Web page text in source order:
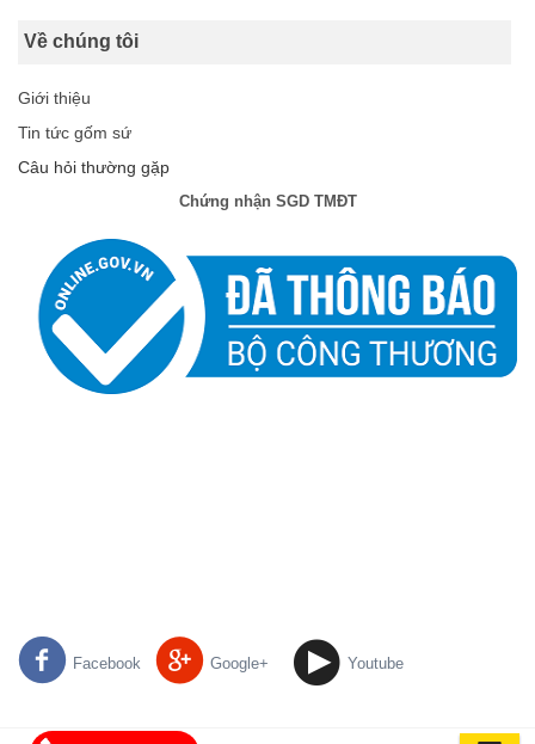
Về chúng tôi
Giới thiệu
Tin tức gốm sứ
Câu hỏi thường gặp
Chứng nhận SGD TMĐT
Facebook Google+ Youtube